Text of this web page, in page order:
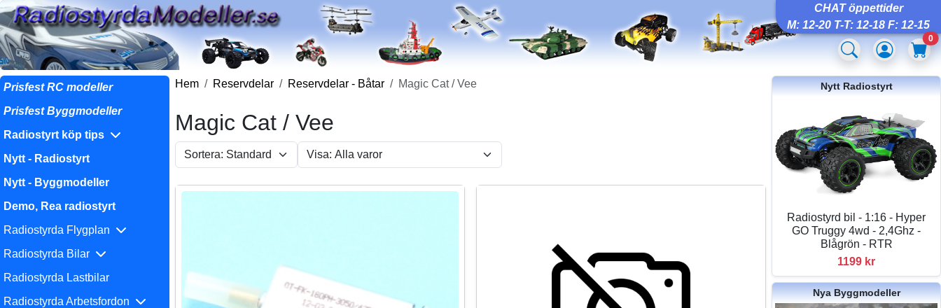
CHAT öppettider
M: 12-20 T-T: 12-18 F: 12-15
0
Prisfest RC modeller
Prisfest Byggmodeller
Radiostyrt köp tips
Nytt - Radiostyrt
Nytt - Byggmodeller
Demo, Rea radiostyrt
Radiostyrda Flygplan
Radiostyrda Bilar
Radiostyrda Lastbilar
Radiostyrda Arbetsfordon
Hem Reservdelar Reservdelar - Båtar Magic Cat / Vee
Magic Cat / Vee
Nytt Radiostyrt
Radiostyrd bil - 1:16 - Hyper
GO Truggy 4wd - 2,4Ghz -
Blågrön - RTR
1199 kr
Nya Byggmodeller